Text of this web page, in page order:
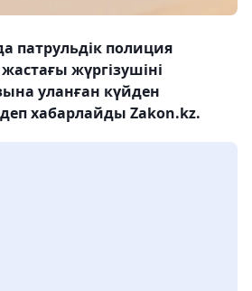
патрульдік полиция
жүргізушіні
уланған күйден
хабарлайды Zakon.kz.